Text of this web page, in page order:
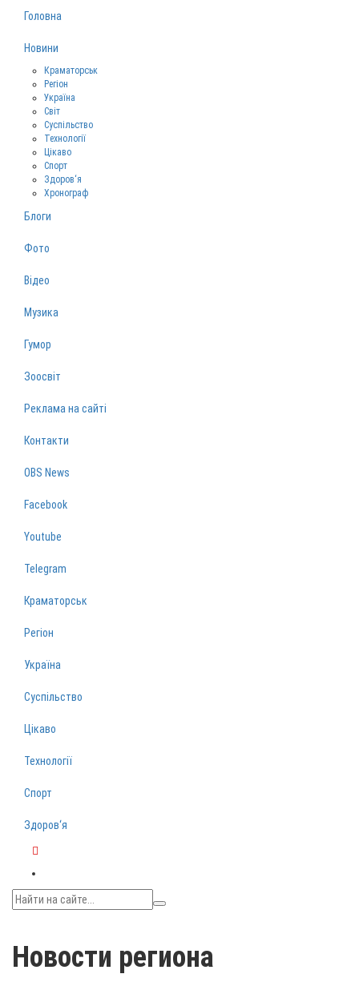
Головна
Новини
Краматорськ
Регіон
Україна
Світ
Суспільство
Технології
Цікаво
Спорт
Здоров‘я
Хронограф
Блоги
Фото
Відео
Музика
Гумор
Зоосвіт
Реклама на сайті
Контакти
OBS News
Facebook
Youtube
Telegram
Краматорськ
Регіон
Україна
Суспільство
Цікаво
Технології
Спорт
Здоров‘я
Новости региона